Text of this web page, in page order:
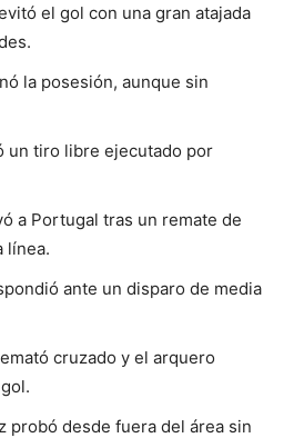
el gol con una gran atajada
la posesión, aunque sin
un tiro libre ejecutado por
a Portugal tras un remate de
línea.
ante un disparo de media
cruzado y el arquero
probó desde fuera del área sin